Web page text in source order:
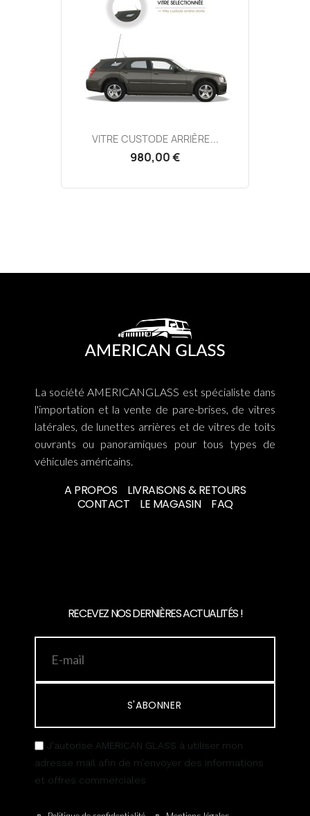
VITRE CUSTODE ARRIÈRE...
980,00 €
La société AMERICANGLASS est spécialiste dans
l'importation et la vente de pare-brises, de vitres
latérales, de lunettes arrières et de vitres de toits
ouvrants ou panoramiques pour tous types de
véhicules américains.
A PROPOS
LIVRAISONS & RETOURS
CONTACT
LE MAGASIN FAQ
RECEVEZ NOS DERNIÈRES ACTUALITÉS !
S'ABONNER
J’autorise AMERICAN GLASS à utiliser mon
adresse mail afin de m’envoyer des informations
et offres commerciales